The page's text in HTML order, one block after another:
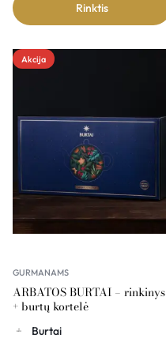
Rinktis
Akcija
GURMANAMS
ARBATOS BURTAI – rinkinys
+ burtų kortelė
Burtai